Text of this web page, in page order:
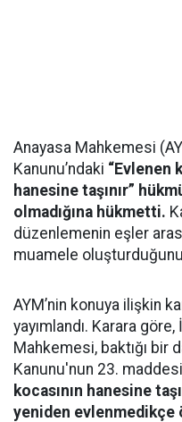
Anayasa Mahkemesi
Kanunu’ndaki “Evlenen
hanesine taşınır”
olmadığına hükmetti.
düzenlemenin eşler
muamele
AYM’nin konuya ilişkin
yayımlandı. Karara
Mahkemesi, baktığı bir
Kanunu'nun 23.
kocasının hanesine
yeniden evlenmedikçe